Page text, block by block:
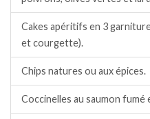
Cakes apéritifs en 3
et courgette).
Chips natures ou aux épices.
Coccinelles au saumon